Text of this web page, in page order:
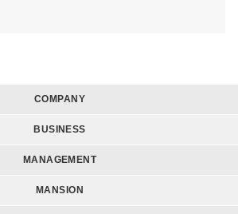
COMPANY
BUSINESS
MANAGEMENT
MANSION